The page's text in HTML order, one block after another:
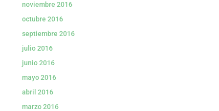
noviembre 2016
octubre 2016
septiembre 2016
julio 2016
junio 2016
mayo 2016
abril 2016
marzo 2016